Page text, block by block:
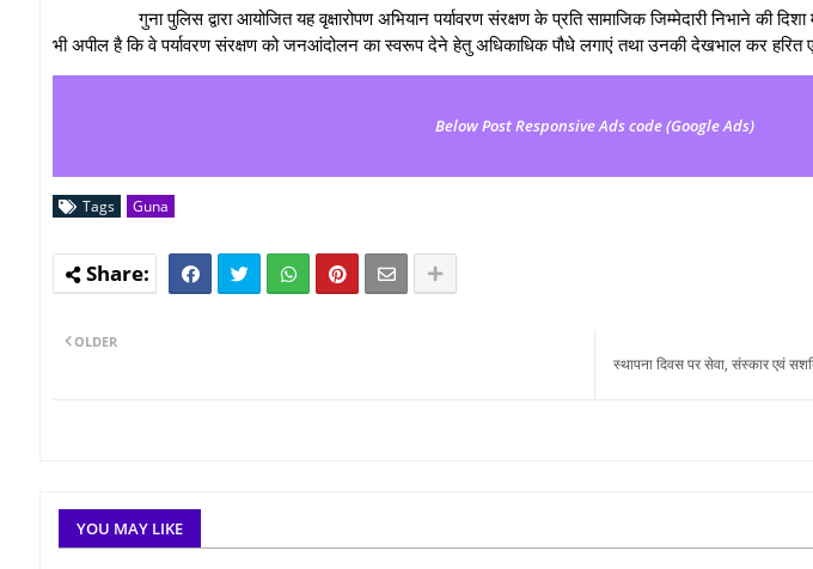
गुना पुलिस द्वारा आयोजित यह वृक्षारोपण अभियान पर्यावरण संरक्षण के प्रति सामाजिक जिम्मेदारी निभाने की
भी अपील है कि वे पर्यावरण संरक्षण को जनआंदोलन का स्वरूप देने हेतु अधिकाधिक पौधे लगाएं तथा उनकी देखभाल कर हरित
Below Post Responsive Ads code (Google Ads)
Tags Guna
स्थापना दिवस पर सेवा, संस्कार एवं
OLDER
YOU MAY LIKE